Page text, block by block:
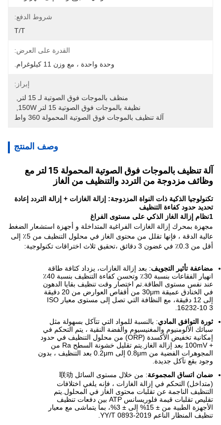
شروط الدفع:
T/T
القدرة على العرض:
وحدة واحدة ، مع وزن 11 كيلوغرام.
إبراز:
منظف بالموجات فوق الصوتية لـ 15 لتر
نظيفة بالموجات فوق الصوتية 15 لتر 150W
آلة تنظيف بالموجات فوق الصوتية المحمولة 360 واط
وصف المنتج
آلة تنظيف بالموجات فوق الصوتية المحمولة 15 لتر مع
وظائف مزدوجة من التردد والتنظيف من الغاز
تكنولوجيا الذكية ذات النواة المزدوجة: إزالة الغازات + إزالة التردد إعادة
تحديد حدود كفاءة التنظيف
1نظام إزالة الغاز الذكي على مستوى الفراغ
مجهزة بمحرك إزالة الغازات الفراغية المتداخلة و أجهزة استشعار الضغط
عالية الدقة ، فإنها تقلل من محتوى الغاز في محلول التنظيف من 5٪ إلى
أقل من 0.3٪ في غضون 3 دقائق ،تحقيق ثلاث اختراقات تكنولوجية:
مضاعفة تأثير التجويف: بعد إزالة الغازات، يزداد كثافة طاقة
انهيار الفقاعات بنسبة 30٪ وتحسن كفاءة التنظيف بنسبة 40٪
عند نفس مستوى الطاقة.تم اختصار وقت تنظيف بقايا الدهون
في الخنادق عميقة 30μm من أقفاص العوارض من 20 دقيقة
إلى 12 دقيقة، مع النظافة التي تصل إلى مستوى معيار ISO
16232-10 3.
ثورة التوافق المادي: بالنسبة للمواد التي تتآكل بسهولة مثل
سبائك الألومنيوم والمغنيسيوم والفضة النقية ، يتم التحكم في
إمكانية تخفيض الأكسدة (ORP) من محلول التنظيف في حدود
+ 100mV بعد إزالة الغاز.يتم تقليل خشونة السطح Ra من
المجوهرات الفضية من 0.8μm إلى 0.2μm بعد التنظيف ، بدون
وجود بقع تآكل جديدة.
ضمان اتساق المجموعة
: من خلال مستوى السائل 联动
(متداخل) التحكم في إزالة الغازات ، فإنه يلغي اختلافات
التنظيف الناجمة عن تقلبات محتوى الغاز في المحلول.يتم
تقليص تقلبات قيمة فلوريسانس ATP بين دفعات تنظيف
الأجهزة الطبية من ± 15% إلى ± 3%، بما يتماشى مع معيار
تنظيف المنظار الناعم YY/T 0893-2019.